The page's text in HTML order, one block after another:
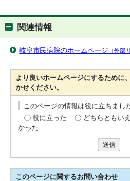
関連情報
岐阜市民病院のホームページ （外部
より良いホームページにするために
かせください。
このページの情報は役に立ちまし
役に立った
どちらともい
かった
送信
このページに関するお問い合わせ